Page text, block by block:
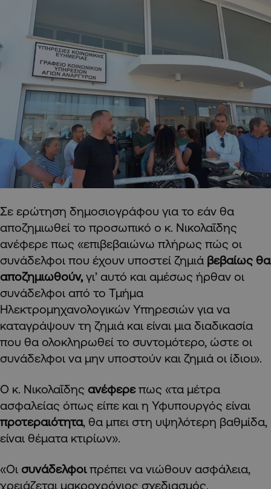
Σε ερώτηση δημοσιογράφου για το εάν θα
αποζημιωθεί το προσωπικό ο κ. Νικολαΐδης
ανέφερε πως «επιβεβαιώνω πλήρως πώς οι
συνάδελφοι που έχουν υποστεί ζημιά βεβαίως θα
αποζημιωθούν, γι’ αυτό και αμέσως ήρθαν οι
συνάδελφοι από το Τμήμα
Ηλεκτρομηχανολογικών Υπηρεσιών για να
καταγράψουν τη ζημιά και είναι μια διαδικασία
που θα ολοκληρωθεί το συντομότερο, ώστε οι
συνάδελφοι να μην υποστούν και ζημιά οι ίδιοι».
Ο κ. Νικολαΐδης ανέφερεπως «τα μέτρα
ασφαλείας όπως είπε και η Υφυπουργός είναι
προτεραιότητα, θα μπει στη υψηλότερη βαθμίδα,
είναι θέματα κτιρίων».
«Οι συνάδελφοιπρέπει να νιώθουν ασφάλεια,
χρειάζεται μακροχρόνιος σχεδιασμός,